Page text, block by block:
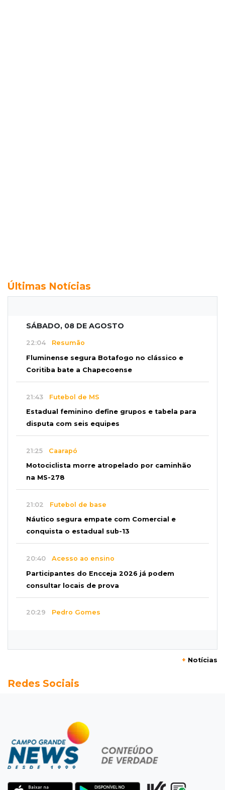
Últimas Notícias
SÁBADO, 08 DE AGOSTO
22:04 Resumão
Fluminense segura Botafogo no clássico e
Coritiba bate a Chapecoense
21:43 Futebol de MS
Estadual feminino define grupos e tabela para
disputa com seis equipes
21:25 Caarapó
Motociclista morre atropelado por caminhão
na MS-278
21:02 Futebol de base
Náutico segura empate com Comercial e
conquista o estadual sub-13
20:40 Acesso ao ensino
Participantes do Encceja 2026 já podem
consultar locais de prova
20:29 Pedro Gomes
Pantanal treina em Goiânia antes de jogo que
Campeonato Brasileiro
Remo busca empate com Atlético-MG e segue
na zona de rebaixamento
+ Notícias
Redes Sociais